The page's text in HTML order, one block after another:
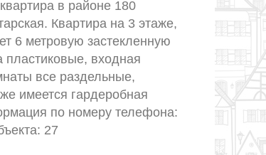
в районе 180
Квартира на 3 этаже,
6 метровую застекленную
входная
все раздельные,
имеется гардеробная
по номеру телефона: